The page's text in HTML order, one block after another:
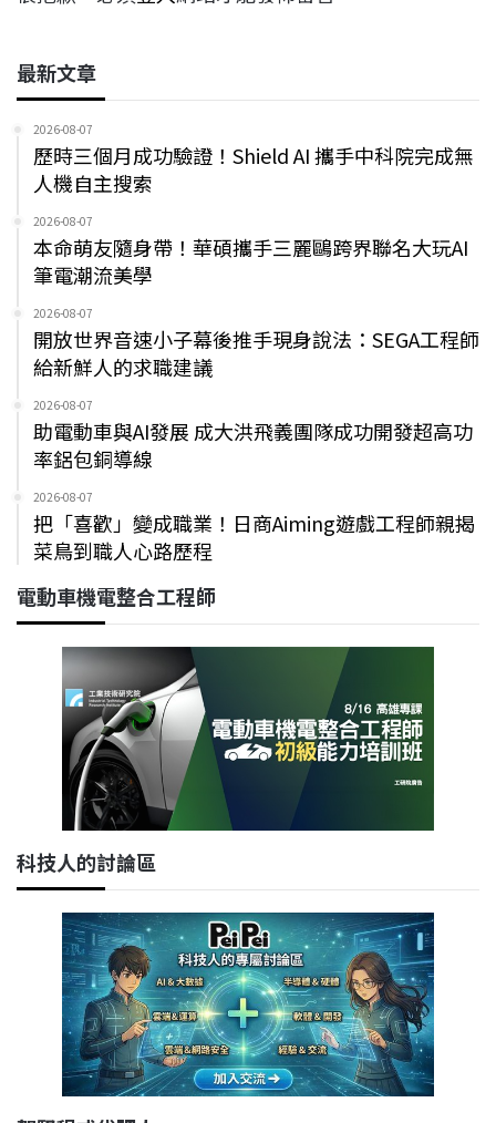
最新文章
2026-08-07
歷時三個月成功驗證！Shield AI 攜手中科院完成無
人機自主搜索
2026-08-07
本命萌友隨身帶！華碩攜手三麗鷗跨界聯名大玩AI
筆電潮流美學
2026-08-07
開放世界音速小子幕後推手現身說法：SEGA工程師
給新鮮人的求職建議
2026-08-07
助電動車與AI發展 成大洪飛義團隊成功開發超高功
率鋁包銅導線
2026-08-07
把「喜歡」變成職業！日商Aiming遊戲工程師親揭
菜鳥到職人心路歷程
電動車機電整合工程師
科技人的討論區